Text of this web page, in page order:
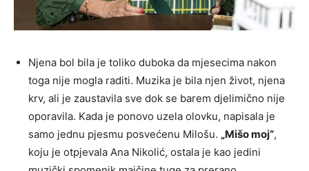
Njena bol bila je toliko duboka da mjesecima nakon
toga nije mogla raditi. Muzika je bila njen život, njena
krv, ali je zaustavila sve dok se barem djelimično nije
oporavila. Kada je ponovo uzela olovku, napisala je
samo jednu pjesmu posvećenu Milošu. „Mišo moj“,
koju je otpjevala Ana Nikolić, ostala je kao jedini